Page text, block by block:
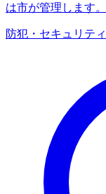
は市が管理します。
防犯・セキュリティ